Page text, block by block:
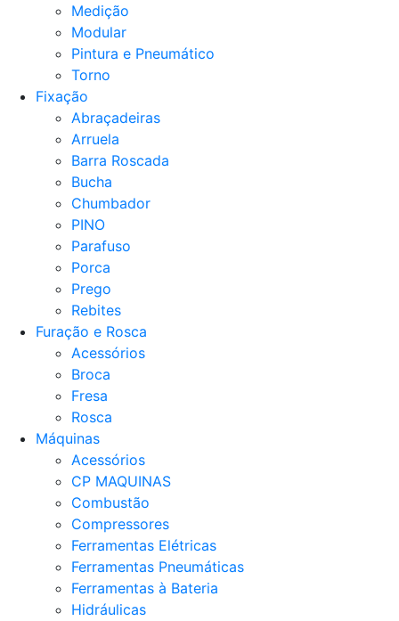
Medição
Modular
Pintura e Pneumático
Torno
Fixação
Abraçadeiras
Arruela
Barra Roscada
Bucha
Chumbador
PINO
Parafuso
Porca
Prego
Rebites
Furação e Rosca
Acessórios
Broca
Fresa
Rosca
Máquinas
Acessórios
CP MAQUINAS
Combustão
Compressores
Ferramentas Elétricas
Ferramentas Pneumáticas
Ferramentas à Bateria
Hidráulicas